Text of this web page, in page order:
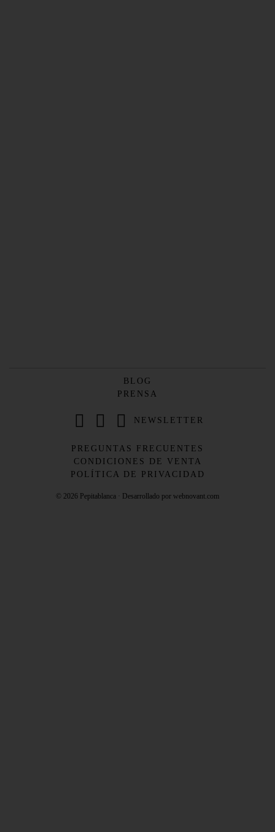
BLOG
PRENSA
NEWSLETTER
PREGUNTAS FRECUENTES
CONDICIONES DE VENTA
POLÍTICA DE PRIVACIDAD
© 2026 Pepitablanca · Desarrollado por webnovant.com